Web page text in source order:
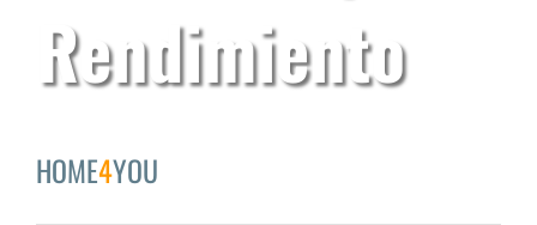
Rendimiento
HOME4YOU